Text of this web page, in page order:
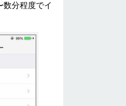
数分程度でイ